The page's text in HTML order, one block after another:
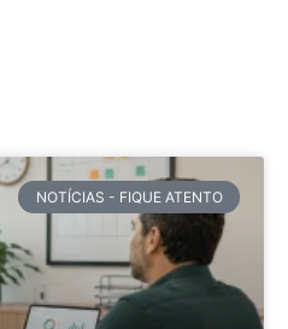
NOTÍCIAS - FIQUE ATENTO